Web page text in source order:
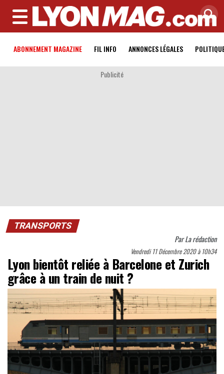
MENU
ABONNEMENT MAGAZINE FIL INFO ANNONCES LÉGALES
Publicité
TRANSPORTS
ParLa rédaction
Vendredi 11 Décembre 2020 à 10h34
Lyon bientôt reliée à Barcelone et Zurich
grâce à un train de nuit ?